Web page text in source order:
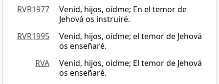
RVR1977
Venid, hijos, oídme; En el temor de
Jehová os instruiré.
RVR1995
Venid, hijos, oídme; el temor de Jehová
os enseñaré.
RVA
Venid, hijos, oidme; El temor de Jehová
os enseñaré.